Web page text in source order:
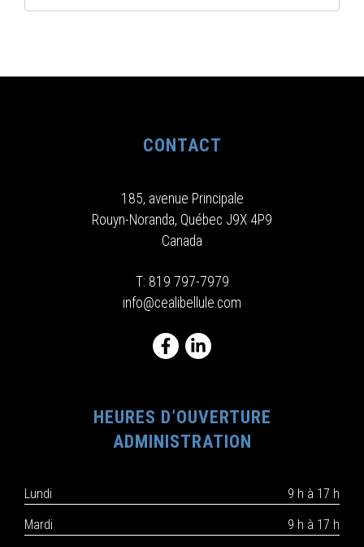
CONTACT
185, avenue Principale
Rouyn-Noranda, Québec J9X 4P9
Canada
T: 819 797-7979
info@cealibellule.com
HEURES D’OUVERTURE
ADMINISTRATION
Lundi
9 h à 17 h
Mardi
9 h à 17 h